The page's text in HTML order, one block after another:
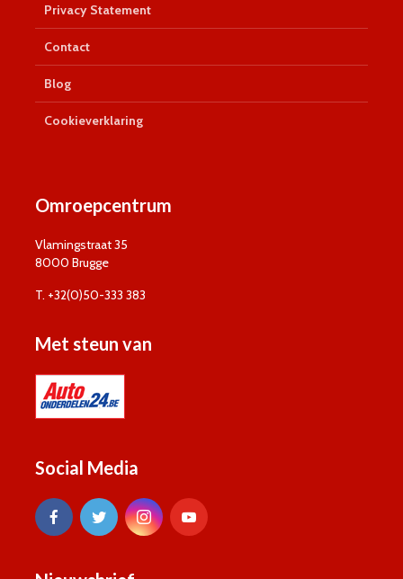
Privacy Statement
Contact
Blog
Cookieverklaring
Omroepcentrum
Vlamingstraat 35
8000 Brugge
T. +32(0)50-333 383
Met steun van
Social Media